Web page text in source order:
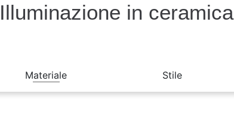
Illuminazione in ceramica
Materiale Stile